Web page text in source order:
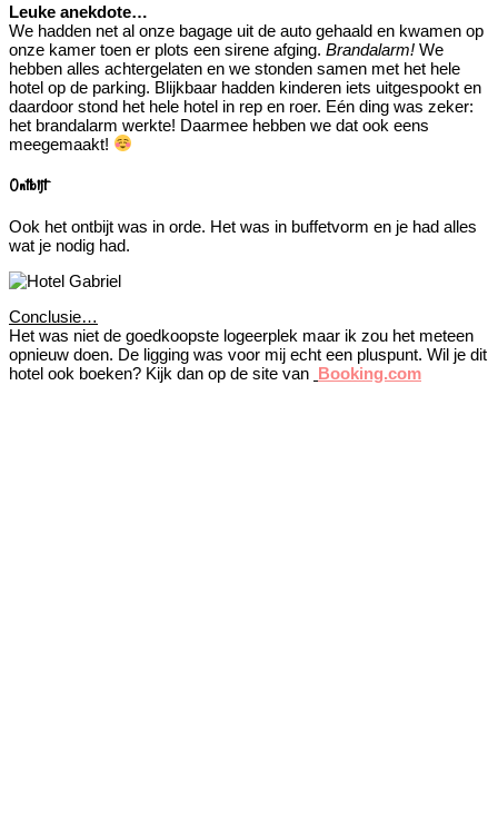
Leuke anekdote…
We hadden net al onze bagage uit de auto gehaald en kwamen op
onze kamer toen er plots een sirene afging. Brandalarm! We
hebben alles achtergelaten en we stonden samen met het hele
hotel op de parking. Blijkbaar hadden kinderen iets uitgespookt en
daardoor stond het hele hotel in rep en roer. Eén ding was zeker:
het brandalarm werkte! Daarmee hebben we dat ook eens
meegemaakt!
Ontbijt
Ook het ontbijt was in orde. Het was in buffetvorm en je had alles
wat je nodig had.
Conclusie…
Het was niet de goedkoopste logeerplek maar ik zou het meteen
opnieuw doen. De ligging was voor mij echt een pluspunt. Wil je dit
hotel ook boeken? Kijk dan op de site van
Booking.com